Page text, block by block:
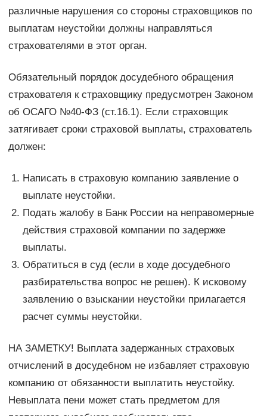
различные нарушения со стороны страховщиков по
выплатам неустойки должны направляться
страхователями в этот орган.
Обязательный порядок досудебного обращения
страхователя к страховщику предусмотрен Законом
об ОСАГО №40-ФЗ (ст.16.1). Если страховщик
затягивает сроки страховой выплаты, страхователь
должен:
Написать в страховую компанию заявление о
выплате неустойки.
Подать жалобу в Банк России на неправомерные
действия страховой компании по задержке
выплаты.
Обратиться в суд (если в ходе досудебного
разбирательства вопрос не решен). К исковому
заявлению о взыскании неустойки прилагается
расчет суммы неустойки.
НА ЗАМЕТКУ! Выплата задержанных страховых
отчислений в досудебном не избавляет страховую
компанию от обязанности выплатить неустойку.
Невыплата пени может стать предметом для